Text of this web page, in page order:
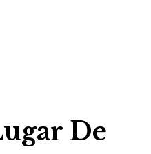
De